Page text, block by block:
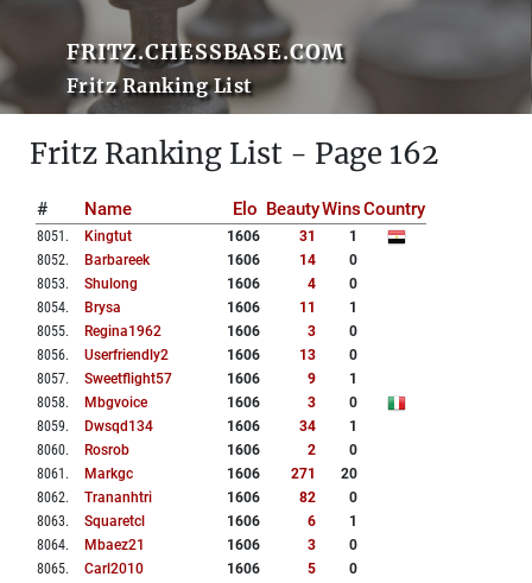
FRITZ.CHESSBASE.COM
Fritz Ranking List
Fritz Ranking List - Page 162
# Name Elo BeautyWinsCountry
8051 . Kingtut 1606 31
1
8052. Barbareek 1606 14
0
8053. Shulong 1606 4
0
8054. Brysa 1606 11
1
8055. Regina1962 1606 3
0
8056. Userfriendly2 1606 13
0
8057. Sweetflight57 1606 9
1
8058. Mbgvoice 1606 3
0
8059. Dwsqd134 1606 34
1
8060. Rosrob 1606 2
0
8061 . Markgc 1606 271
20
8062. Trananhtri 1606 82
0
8063. Squaretcl 1606 6
1
8064. Mbaez21 1606 3
0
8065. Carl2010 1606 5
0